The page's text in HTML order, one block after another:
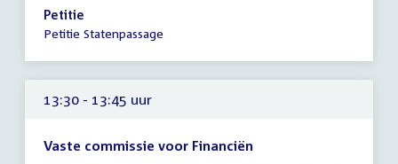
13:30
-
uur
Petitie
Petitie Statenpassage
13:30 - 13:45 uur
Vaste commissie voor Financiën